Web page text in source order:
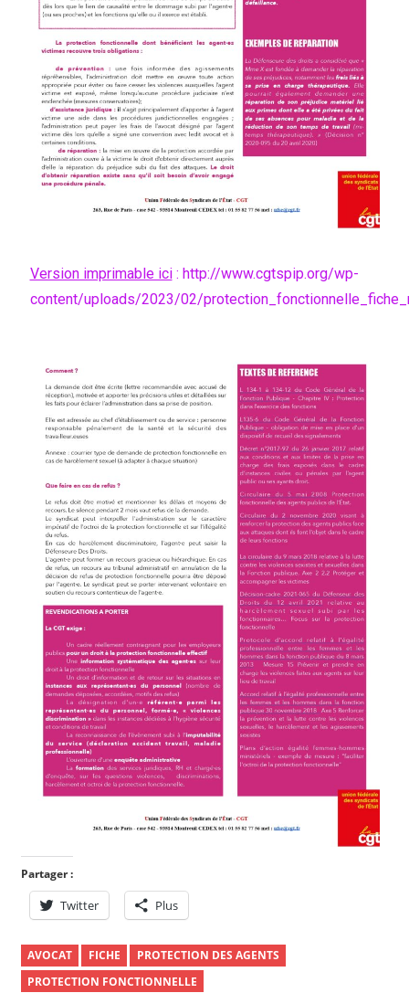
Version imprimable ici: http://www.cgtspip.org/wp-
content/uploads/2023/02/
Partager :
Twitter Plus
AVOCAT FICHE
PROTECTION DES AGENTS
PROTECTION FONCTIONNELLE